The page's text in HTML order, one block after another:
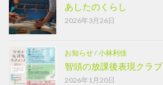
あしたのくらし
2026年3月26日
お知らせ/小林利佳
智頭の放課後表現クラブ
2026年1月20日